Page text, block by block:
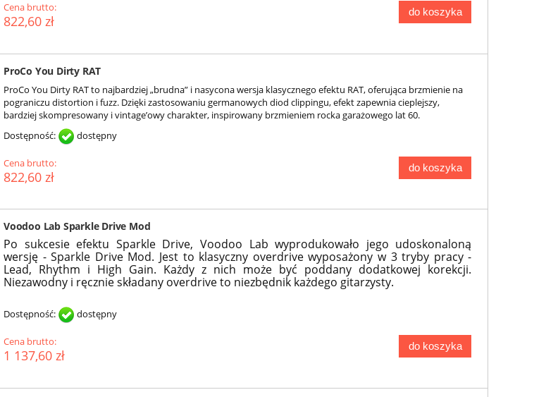
Cena brutto:
822,60 zł
do koszyka
ProCo You Dirty RAT
ProCo You Dirty RAT to najbardziej „brudna” i nasycona wersja klasycznego efektu RAT, oferująca brzmienie na
pograniczu distortion i fuzz. Dzięki zastosowaniu germanowych diod clippingu, efekt zapewnia cieplejszy,
bardziej skompresowany i vintage’owy charakter, inspirowany brzmieniem rocka garażowego lat 60.
Dostępność:
dostępny
Cena brutto:
822,60 zł
do koszyka
Voodoo Lab Sparkle Drive Mod
Po sukcesie efektu Sparkle Drive, Voodoo Lab wyprodukowało jego udoskonaloną
wersję - Sparkle Drive Mod. Jest to klasyczny overdrive wyposażony w 3 tryby pracy -
Lead, Rhythm i High Gain. Każdy z nich może być poddany dodatkowej korekcji.
Niezawodny i ręcznie składany overdrive to niezbędnik każdego gitarzysty.
Dostępność: dostępny
Cena brutto:
1 137,60 zł
do koszyka